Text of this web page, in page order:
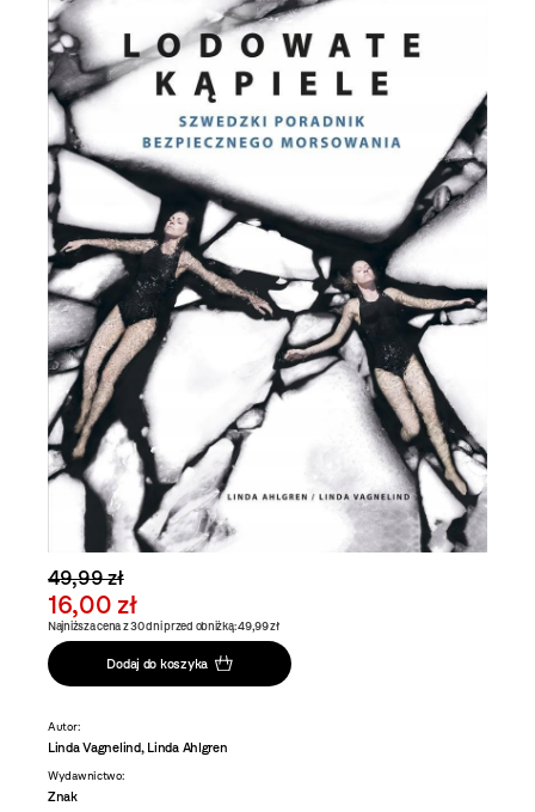
49,99 zł
16,00 zł
Najniższa cena z 30 dni przed obniżką: 49,99 zł
Dodaj do koszyka
Autor:
Linda Vagnelind, Linda Ahlgren
Wydawnictwo:
Znak